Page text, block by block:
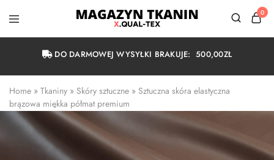
Magazyn
Warszawa
0
DO DARMOWEJ WYSYŁKI BRAKUJE:500,00ZŁ
Home » Tkaniny » Skóry sztuczne » Sztuczna skóra elastyczna
brązowa miękka półmat premium